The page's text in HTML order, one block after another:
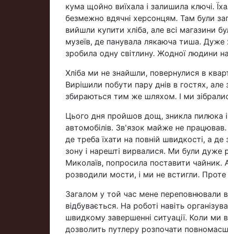
кума щойно виїхала і залишила ключі.
безмежно вдячні херсонцям. Там були
вийшли купити хліба, але всі магазини
музеїв, де панувала лякаюча тиша.
зробила одну світлину. Жодної людини
Хліба ми не знайшли, повернулися в
Вирішили побути пару днів в гостях,
збираються тим же шляхом. І ми
Цього дня пройшов дощ, зникла пилюка і
автомобілів. Зв'язок майже не працював.
де треба їхати на повній швидкості, а
зону і нарешті вирвалися. Ми були дуже
Миколаїв, попросила поставити чайник.
розводили мости, і ми не встигли. Проте
Загалом у той час мене переповнювали
відбувається. На роботі навіть
швидкому завершенні ситуації. Коли ми
дозволить путлеру розпочати